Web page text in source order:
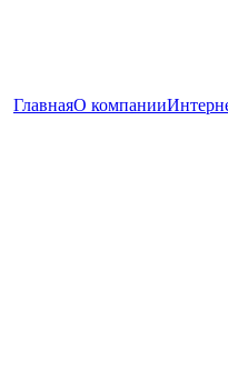
ГлавнаяО компании